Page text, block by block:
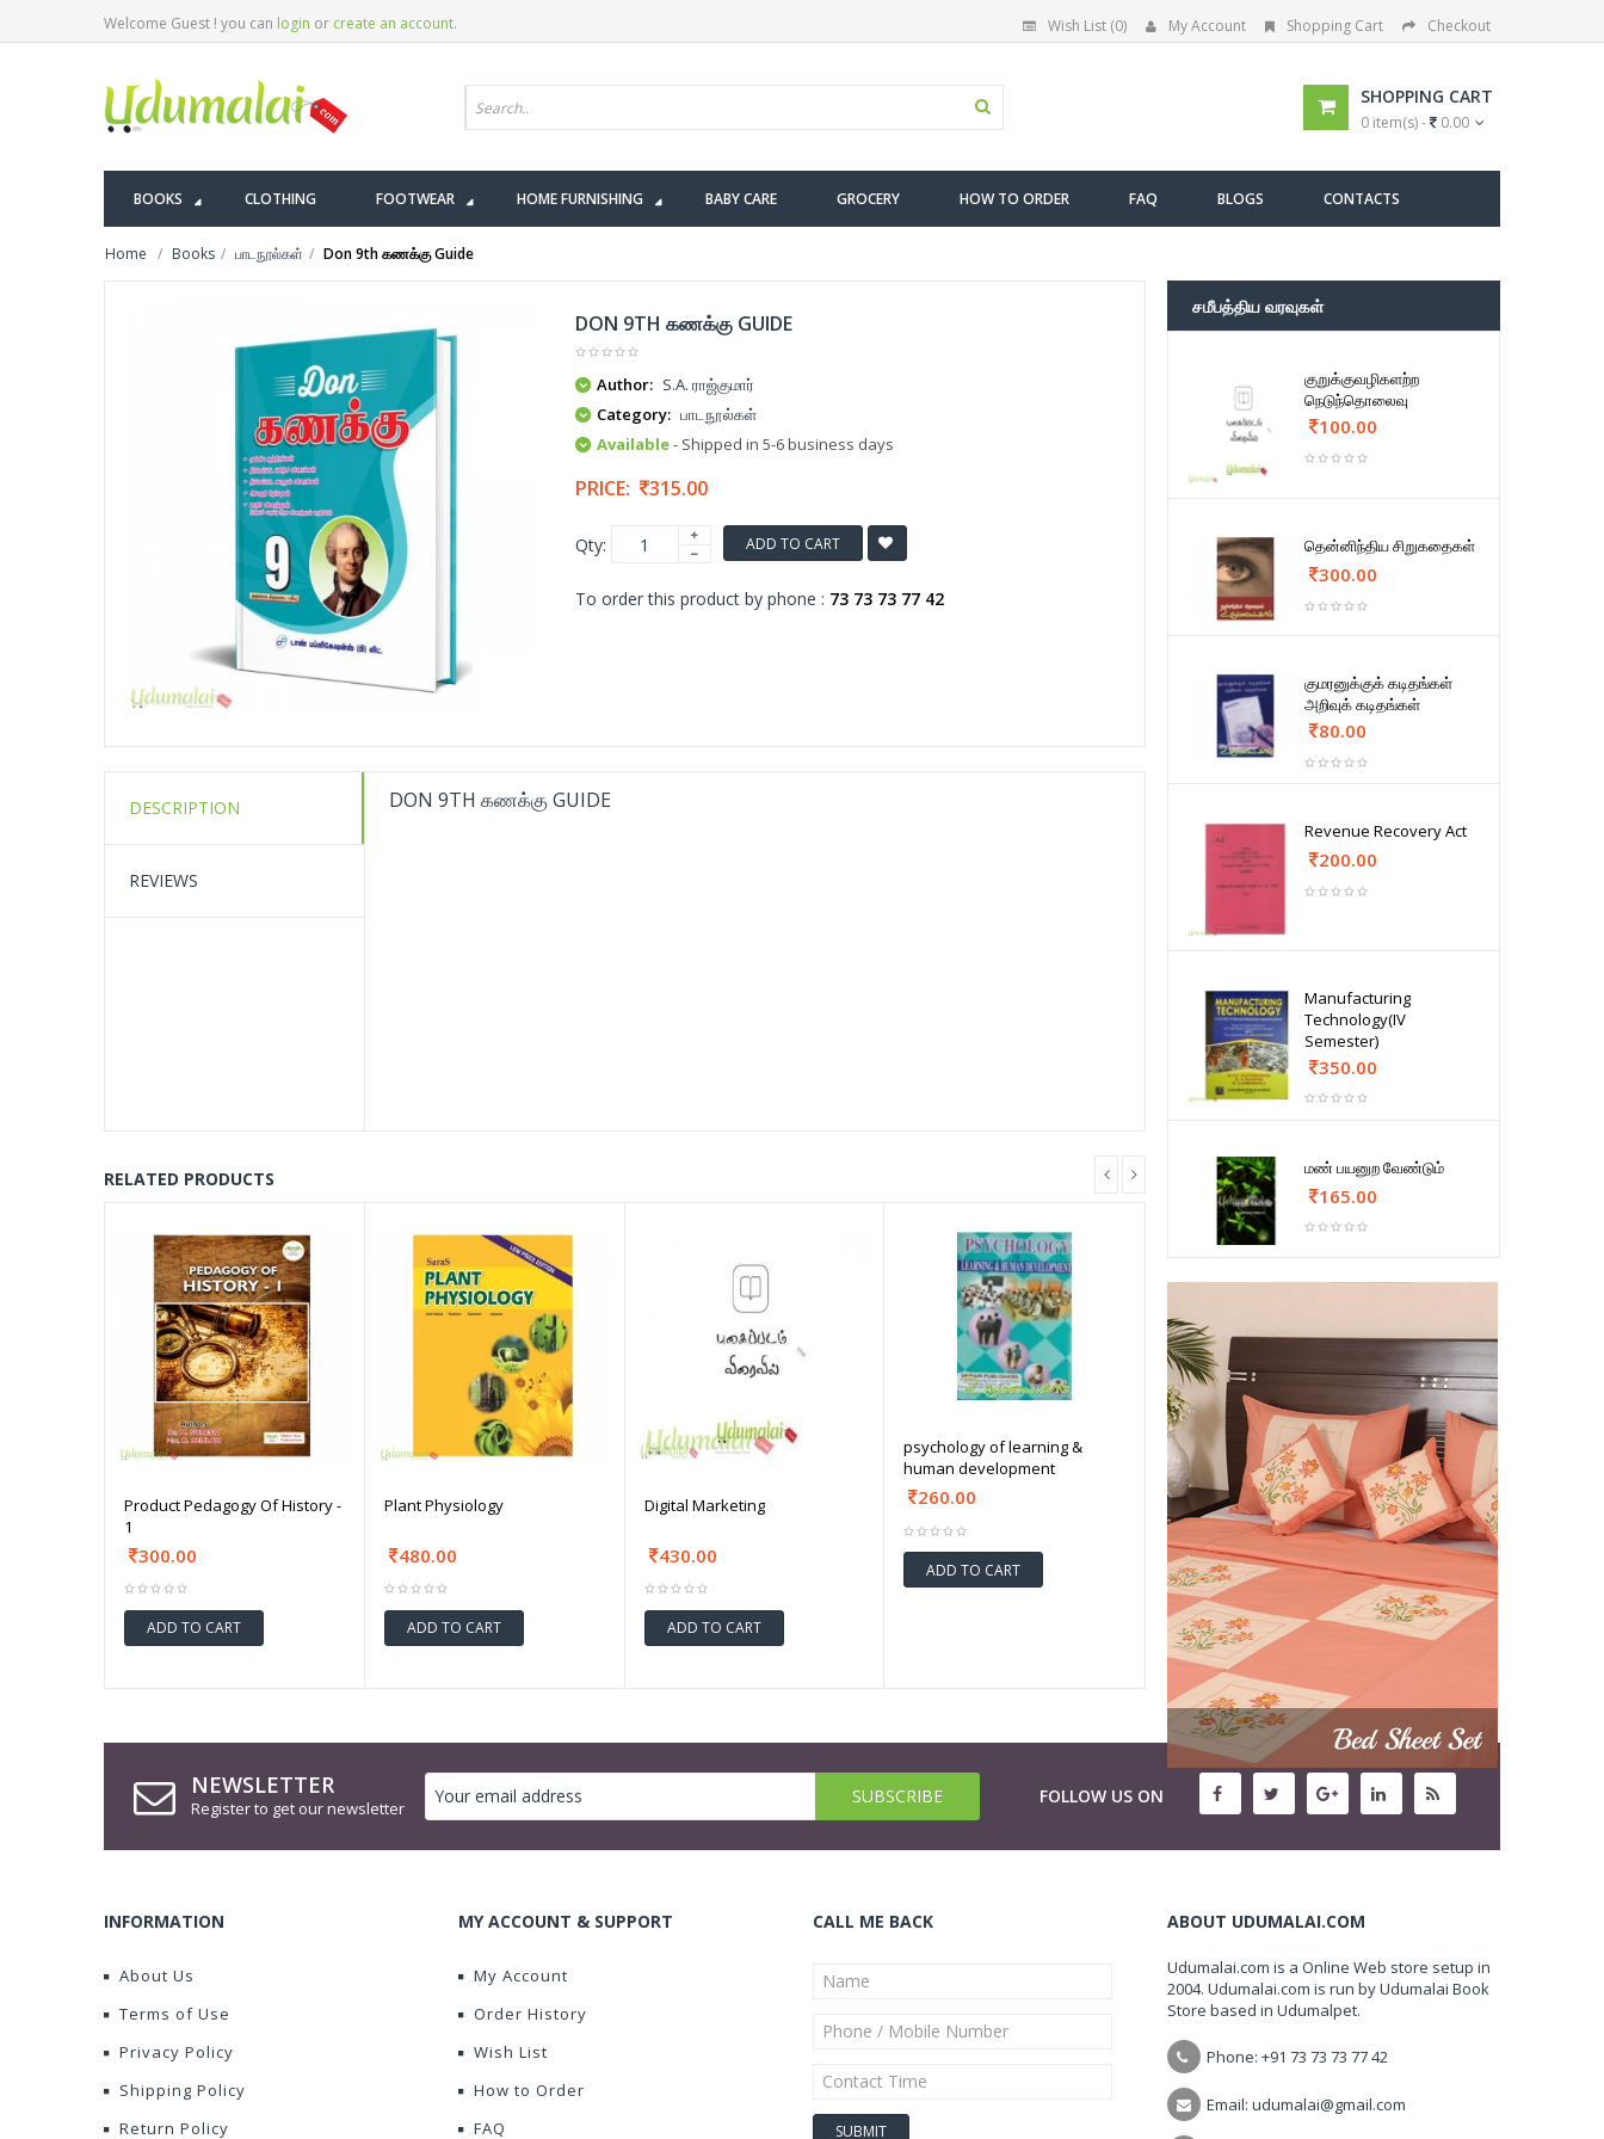
Welcome Guest ! you can login or create an account. Wish List (0) My Account Shopping Cart Checkout
SHOPPING CART
0 item(s) - 0.00
BOOKS CLOTHING FOOTWEAR HOME FURNISHING BABY CARE GROCERY HOW TO ORDER FAQ BLOGS CONTACTS
Home Books பாடநூல்கள் Don 9th கணக்கு Guide
DON 9TH கணக்கு GUIDE
Author: S.A. ராஜ்குமார்
Category: பாடநூல்கள்
Available- Shipped in 5-6 business days
PRICE: 315.00
Qty: ADD TO CART
To order this product by phone : 73 73 73 77 42
DESCRIPTION
REVIEWS
DON 9TH கணக்கு GUIDE
RELATED PRODUCTS
Product Pedagogy Of History -
1
300.00
ADD TO CART
Plant Physiology
480.00
ADD TO CART
Digital Marketing
430.00
ADD TO CART
psychology of learning &
human development
260.00
ADD TO CART
சமீபத்திய வரவுகள்
குறுக்குவழிகளற்ற
நெடுந்தொலைவு
100.00
தென்னிந்திய சிறுகதைகள்
300.00
குமரனுக்குக் கடிதங்கள்
அறிவுக் கடிதங்கள்
80.00
Revenue Recovery Act
200.00
Manufacturing
Technology(IV
Semester)
350.00
மண் பயனுற வேண்டும்
165.00
NEWSLETTER
Register to get our newsletter
FOLLOW US ON
INFORMATION
About Us
Terms of Use
Privacy Policy
Shipping Policy
Return Policy
MY ACCOUNT & SUPPORT
My Account
Order History
Wish List
How to Order
FAQ
CALL ME BACK ABOUT UDUMALAI.COM
Udumalai.com is a Online Web store setup in
2004. Udumalai.com is run by Udumalai Book
Store based in Udumalpet.
Phone: +91 73 73 73 77 42
Email: udumalai@gmail.com